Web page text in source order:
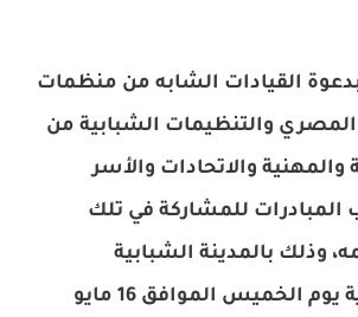
القيادات الشابه من منظمات
المصري والتنظيمات الشبابية من
والمهنية والاتحادات والأسر
المبادرات للمشاركة في تلك
وذلك بالمدينة الشبابية
بالعاصمة الإدارية يوم الخميس الموافق 16 مايو